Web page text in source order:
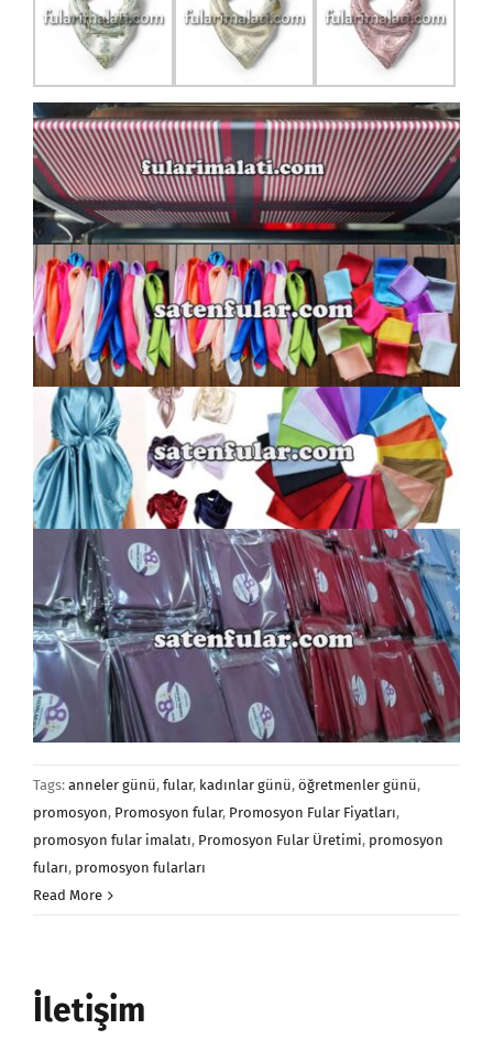
Tags: anneler günü, fular, kadınlar günü, öğretmenler günü,
promosyon, Promosyon fular, Promosyon Fular Fiyatları,
promosyon fular imalatı, Promosyon Fular Üretimi, promosyon
fuları, promosyon fularları
Read More
İletişim